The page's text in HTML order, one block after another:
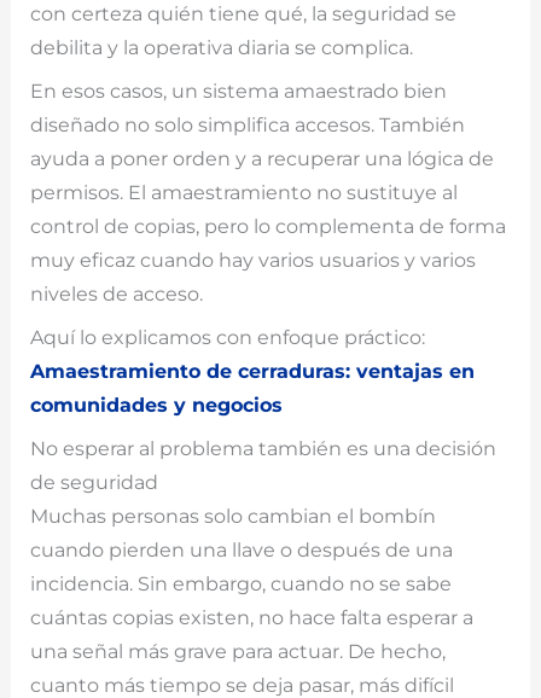
con certeza quién tiene qué, la seguridad se
debilita y la operativa diaria se complica.
En esos casos, un sistema amaestrado bien
diseñado no solo simplifica accesos. También
ayuda a poner orden y a recuperar una lógica de
permisos. El amaestramiento no sustituye al
control de copias, pero lo complementa de forma
muy eficaz cuando hay varios usuarios y varios
niveles de acceso.
Aquí lo explicamos con enfoque práctico:
Amaestramiento de cerraduras: ventajas en
comunidades y negocios
No esperar al problema también es una decisión
de seguridad
Muchas personas solo cambian el bombín
cuando pierden una llave o después de una
incidencia. Sin embargo, cuando no se sabe
cuántas copias existen, no hace falta esperar a
una señal más grave para actuar. De hecho,
cuanto más tiempo se deja pasar, más difícil